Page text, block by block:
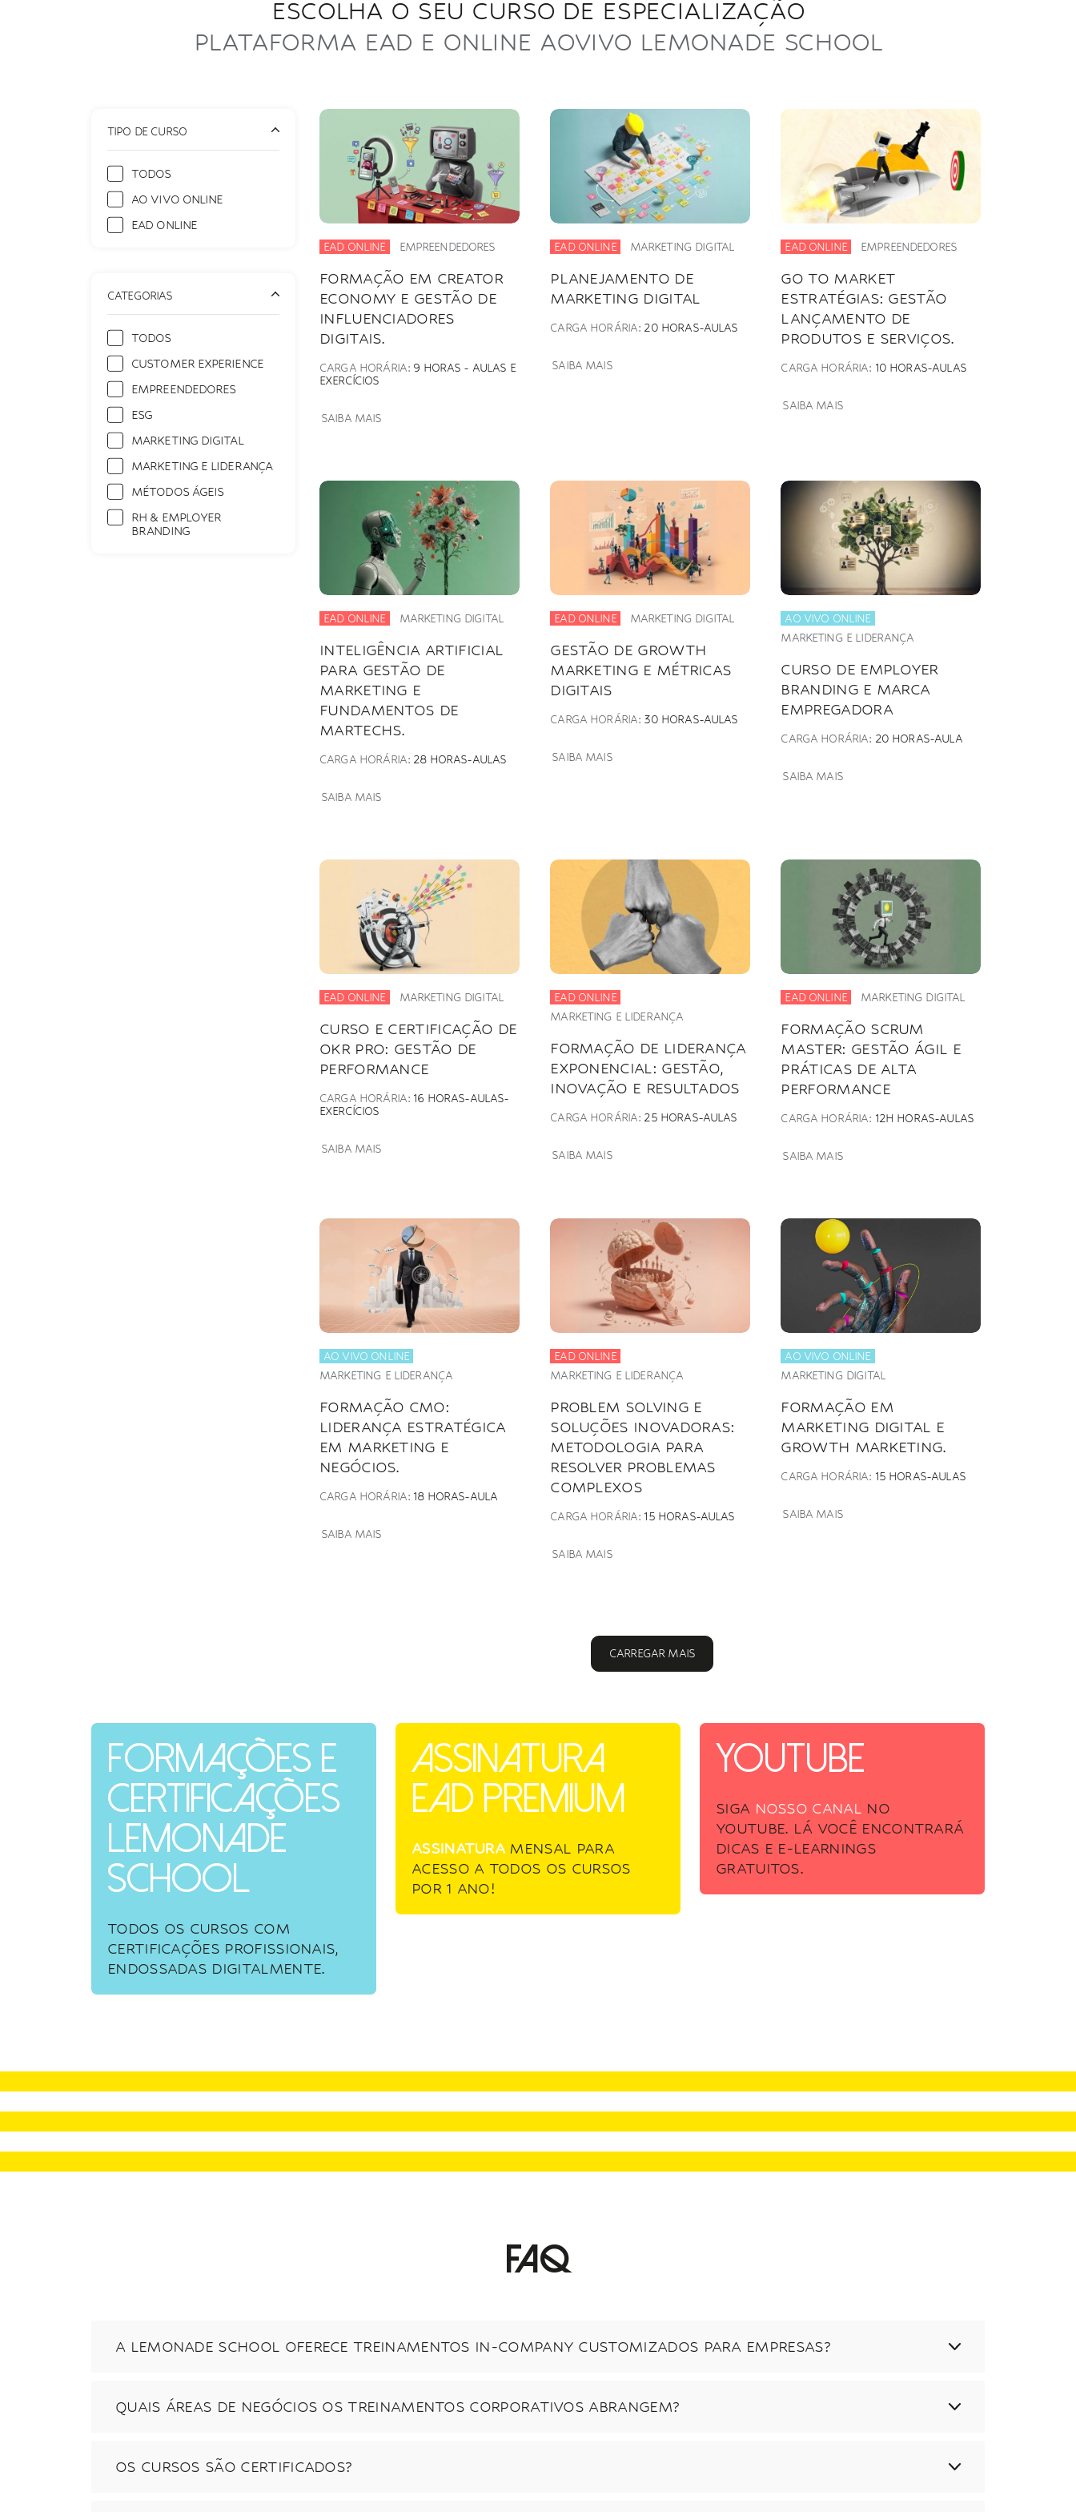
ESCOLHA O SEU CURSO DE ESPECIALIZAÇÃO
PLATAFORMA EAD E ONLINE AOVIVO LEMONADE SCHOOL
TIPO DE CURSO
TODOS
AO VIVO ONLINE
EAD ONLINE
CATEGORIAS
TODOS
CUSTOMER EXPERIENCE
EMPREENDEDORES
ESG
MARKETING DIGITAL
MARKETING E LIDERANÇA
MÉTODOS ÁGEIS
RH & EMPLOYER
BRANDING
EAD ONLINE EMPREENDEDORES
FORMAÇÃO EM CREATOR
ECONOMY E GESTÃO DE
INFLUENCIADORES
DIGITAIS.
CARGA HORÁRIA: 9 HORAS - AULAS E
EXERCÍCIOS
SAIBA MAIS
EAD ONLINE MARKETING DIGITAL
PLANEJAMENTO DE
MARKETING DIGITAL
CARGA HORÁRIA: 20 HORAS-AULAS
SAIBA MAIS
EAD ONLINE EMPREENDEDORES
GO TO MARKET
ESTRATÉGIAS: GESTÃO
LANÇAMENTO DE
PRODUTOS E SERVIÇOS.
CARGA HORÁRIA: 10 HORAS-AULAS
SAIBA MAIS
EAD ONLINE MARKETING DIGITAL
INTELIGÊNCIA ARTIFICIAL
PARA GESTÃO DE
MARKETING E
FUNDAMENTOS DE
MARTECHS.
CARGA HORÁRIA: 28 HORAS-AULAS
SAIBA MAIS
EAD ONLINE MARKETING DIGITAL
GESTÃO DE GROWTH
MARKETING E MÉTRICAS
DIGITAIS
CARGA HORÁRIA: 30 HORAS-AULAS
SAIBA MAIS
AO VIVO ONLINE
MARKETING E LIDERANÇA
CURSO DE EMPLOYER
BRANDING E MARCA
EMPREGADORA
CARGA HORÁRIA: 20 HORAS-AULA
SAIBA MAIS
EAD ONLINE MARKETING DIGITAL
CURSO E CERTIFICAÇÃO DE
OKR PRO: GESTÃO DE
PERFORMANCE
CARGA HORÁRIA: 16 HORAS-AULAS-
EXERCÍCIOS
SAIBA MAIS
EAD ONLINE
MARKETING E LIDERANÇA
FORMAÇÃO DE LIDERANÇA
EXPONENCIAL: GESTÃO,
INOVAÇÃO E RESULTADOS
CARGA HORÁRIA: 25 HORAS-AULAS
SAIBA MAIS
EAD ONLINE MARKETING DIGITAL
FORMAÇÃO SCRUM
MASTER: GESTÃO ÁGIL E
PRÁTICAS DE ALTA
PERFORMANCE
CARGA HORÁRIA: 12H HORAS-AULAS
SAIBA MAIS
AO VIVO ONLINE
MARKETING E LIDERANÇA
FORMAÇÃO CMO:
LIDERANÇA ESTRATÉGICA
EM MARKETING E
NEGÓCIOS.
CARGA HORÁRIA: 18 HORAS-AULA
SAIBA MAIS
EAD ONLINE
MARKETING E LIDERANÇA
PROBLEM SOLVING E
SOLUÇÕES INOVADORAS:
METODOLOGIA PARA
RESOLVER PROBLEMAS
COMPLEXOS
CARGA HORÁRIA: 15 HORAS-AULAS
SAIBA MAIS
AO VIVO ONLINE
MARKETING DIGITAL
FORMAÇÃO EM
MARKETING DIGITAL E
GROWTH MARKETING.
CARGA HORÁRIA: 15 HORAS-AULAS
SAIBA MAIS
CARREGAR MAIS
Formações e
Certificações
Lemonade
School
TODOS OS CURSOS COM
CERTIFICAÇÕES PROFISSIONAIS,
ENDOSSADAS DIGITALMENTE.
Assinatura
EAD Premium
ASSINATURAMENSAL PARA
ACESSO A TODOS OS CURSOS
POR 1 ANO!
YOUTUBE
SIGA NOSSO CANAL NO
YOUTUBE. LÁ VOCÊ ENCONTRARÁ
DICAS E E-LEARNINGS
GRATUITOS.
Faq
A LEMONADE SCHOOL OFERECE TREINAMENTOS IN-COMPANY CUSTOMIZADOS PARA EMPRESAS?
QUAIS ÁREAS DE NEGÓCIOS OS TREINAMENTOS CORPORATIVOS ABRANGEM?
OS CURSOS SÃO CERTIFICADOS?